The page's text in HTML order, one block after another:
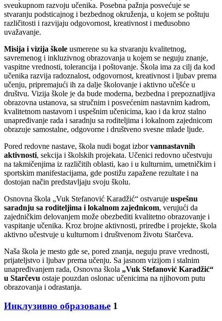
sveukupnom razvoju učenika. Posebna pažnja posvećuje se
stvaranju podsticajnog i bezbednog okruženja, u kojem se poštuju
različitosti i razvijaju odgovornost, kreativnost i međusobno
uvažavanje.
Misija i vizija škole usmerene su ka stvaranju kvalitetnog,
savremenog i inkluzivnog obrazovanja u kojem se neguju znanje,
vaspitne vrednosti, tolerancija i poštovanje. Škola ima za cilj da kod
učenika razvija radoznalost, odgovornost, kreativnost i ljubav prema
učenju, pripremajući ih za dalje školovanje i aktivno učešće u
društvu. Vizija škole je da bude moderna, bezbedna i prepoznatljiva
obrazovna ustanova, sa stručnim i posvećenim nastavnim kadrom,
kvalitetnom nastavom i uspešnim učenicima, kao i da kroz stalno
unapređivanje rada i saradnju sa roditeljima i lokalnom zajednicom
obrazuje samostalne, odgovorne i društveno svesne mlade ljude.
Pored redovne nastave, škola nudi bogat izborvannastavnih
aktivnosti, sekcija i školskih projekata. Učenici redovno učestvuju
na takmičenjima iz različitih oblasti, kao i u kulturnim, umetničkim i
sportskim manifestacijama, gde postižu zapažene rezultate i na
dostojan način predstavljaju svoju školu.
Osnovna škola „Vuk Stefanović Karadžić“ ostvaruje uspešnu
saradnju sa roditeljima i lokalnom zajednicom, verujući da
zajedničkim delovanjem može obezbediti kvalitetno obrazovanje i
vaspitanje učenika. Kroz brojne aktivnosti, priredbe i projekte, škola
aktivno učestvuje u kulturnom i društvenom životu Starčeva.
Naša škola je mesto gde se, pored znanja, neguju prave vrednosti,
prijateljstvo i ljubav prema učenju. Sa jasnom vizijom i stalnim
unapređivanjem rada, Osnovna škola „Vuk Stefanović Karadžić“
u Starčevu ostaje pouzdan oslonac učenicima na njihovom putu
obrazovanja i odrastanja.
Инклузивно образовање 1